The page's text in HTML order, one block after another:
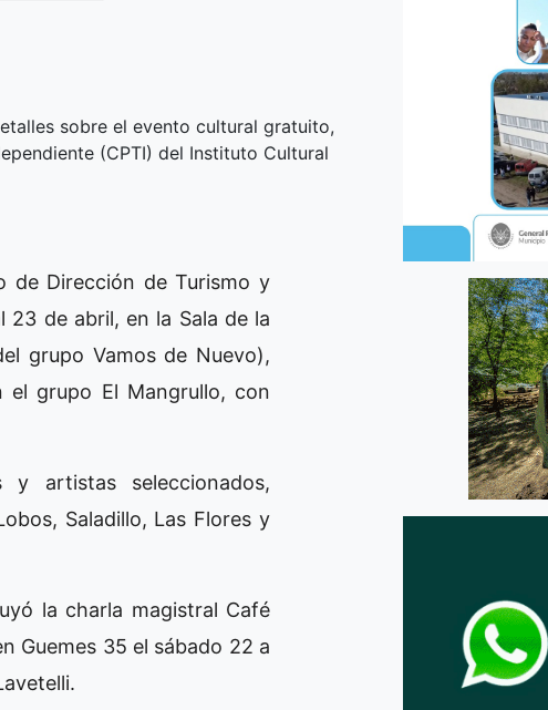
sobre el evento cultural gratuito,
(CPTI) del Instituto Cultural
de Dirección de Turismo y
23 de abril, en la Sala de la
grupo Vamos de Nuevo),
grupo El Mangrullo, con
artistas seleccionados,
Saladillo, Las Flores y
la charla magistral Café
Guemes 35 el sábado 22 a